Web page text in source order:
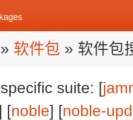
» 软件包 » 软件包
suite: [
[noble] [noble-